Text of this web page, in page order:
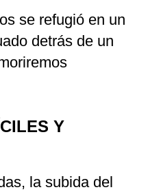
se refugió en un
detrás de un
Y
la subida del